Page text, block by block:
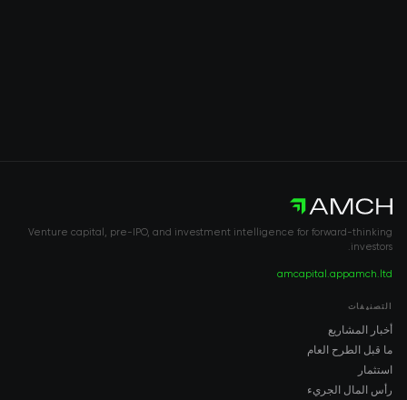
Venture capital, pre-IPO, and investment intelligence for forward-thinking
investors.
amch.ltd
amcapital.app
التصنيفات
أخبار المشاريع
ما قبل الطرح العام
استثمار
رأس المال الجريء